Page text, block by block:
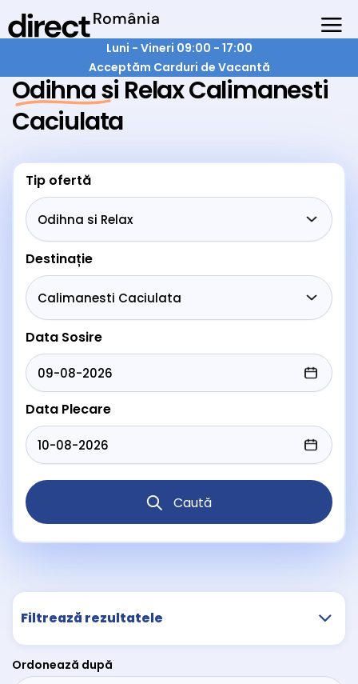
Luni - Vineri 09:00 - 17:00
Acceptăm Carduri de Vacantă
Odihna si Relax Calimanesti
Caciulata
Tip ofertă
Destinație
Data Sosire
Data Plecare
Caută
Filtrează rezultatele
Ordonează după